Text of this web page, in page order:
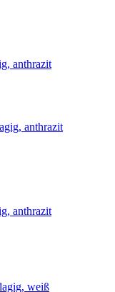
anthrazit
anthrazit